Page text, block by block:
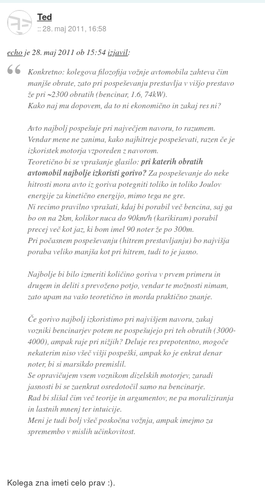
Ted
::28. maj 2011, 16:58
echo je28. maj 2011 ob 15:54izjavil:
Konkretno: kolegova filozofija vožnje avtomobila zahteva čim
manjše obrate, zato pri pospeševanju prestavlja v višjo prestavo
že pri ~2300 obratih (bencinar, 1.6, 74kW).
Kako naj mu dopovem, da to ni ekonomično in zakaj res ni?
Avto najbolj pospešuje pri največjem navoru, to razumem.
Vendar mene ne zanima, kako najhitreje pospeševati, razen če je
izkoristek motorja vzporeden z navorom.
Teoretično bi se vprašanje glasilo:pri katerih obratih
avtomobil najbolje izkoristi gorivo?Za pospeševanje do neke
hitrosti mora avto iz goriva potegniti toliko in toliko Joulov
energije za kinetično energijo, mimo tega ne gre.
Ni recimo pravilno vprašati, kdaj bi porabil več bencina, saj ga
bo on na 2km, kolikor nuca do 90km/h (karikiram) porabil
precej več kot jaz, ki bom imel 90 noter že po 300m.
Pri počasnem pospeševanju (hitrem prestavljanju) bo najvišja
poraba veliko manjša kot pri hitrem, tudi to je jasno.
Najbolje bi bilo izmeriti količino goriva v prvem primeru in
drugem in deliti s prevoženo potjo, vendar te možnosti nimam,
zato upam na vašo teoretično in morda praktično znanje.
Če gorivo najbolj izkoristimo pri najvišjem navoru, zakaj
vozniki bencinarjev potem ne pospešujejo pri teh obratih (3000-
4000), ampak raje pri nižjih? Deluje res prepotentno, mogoče
nekaterim niso všeč višji pospeški, ampak ko je enkrat denar
noter, bi si marsikdo premislil.
Se opravičujem vsem voznikom dizelskih motorjev, zaradi
jasnosti bi se zaenkrat osredotočil samo na bencinarje.
Rad bi slišal čim več teorije in argumentov, ne pa moraliziranja
in lastnih mnenj ter intuicije.
Meni je tudi bolj všeč poskočna vožnja, ampak imejmo za
spremembo v mislih učinkovitost.
Kolega zna imeti celo prav :).